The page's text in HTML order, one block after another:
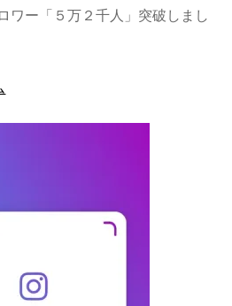
ワー「５万２千人」突破しまし